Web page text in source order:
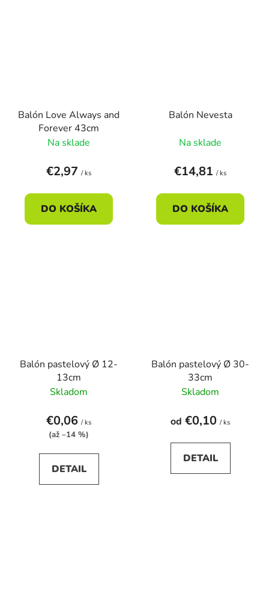
Balón Love Always and
Forever 43cm
Na sklade
€2,97 / ks
DO KOŠÍKA
Balón Nevesta
Na sklade
€14,81 / ks
DO KOŠÍKA
Balón pastelový Ø 12-
13cm
Skladom
€0,06 / ks
(až –14 %)
DETAIL
Balón pastelový Ø 30-
33cm
Skladom
od €0,10 / ks
DETAIL